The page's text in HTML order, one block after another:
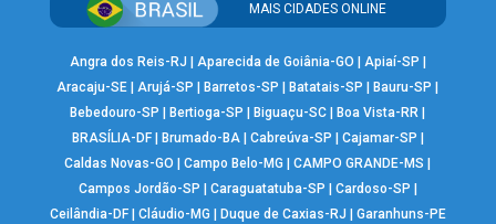
MAIS CIDADES ONLINE
Angra dos Reis-RJ Aparecida de Goiânia-GO Apiaí-SP
Aracaju-SE |Arujá-SP Barretos-SP Batatais-SP Bauru-SP
Bebedouro-SP
Bertioga-SP Biguaçu-SC Boa Vista-RR
BRASÍLIA-DF| Brumado-BA| Cabreúva-SP Cajamar-SP
Caldas Novas-GO
|Campo Belo-MG |CAMPO GRANDE-MS
Campos Jordão-SP
Caraguatatuba-SP Cardoso-SP
Ceilândia-DF| Cláudio-MG Duque de Caxias-RJ
Garanhuns-PE